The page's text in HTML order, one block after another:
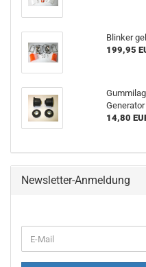
Blinker
199,95
14,80
Newsletter-Anmeldung